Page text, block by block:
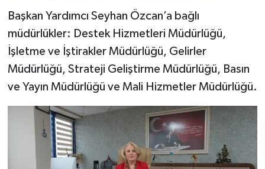
Başkan Yardımcı Seyhan Özcan’a bağlı
müdürlükler: Destek Hizmetleri Müdürlüğü,
İşletme ve İştirakler Müdürlüğü, Gelirler
Müdürlüğü, Strateji Geliştirme Müdürlüğü, Basın
ve Yayın Müdürlüğü ve Mali Hizmetler Müdürlüğü.